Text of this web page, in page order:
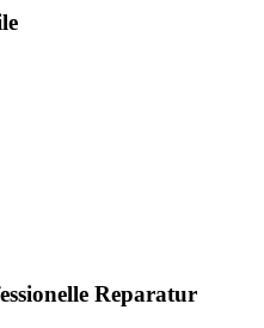
Reparatur